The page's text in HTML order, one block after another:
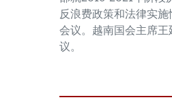
反浪费政策和法律实
会议。越南国会主席王
议。